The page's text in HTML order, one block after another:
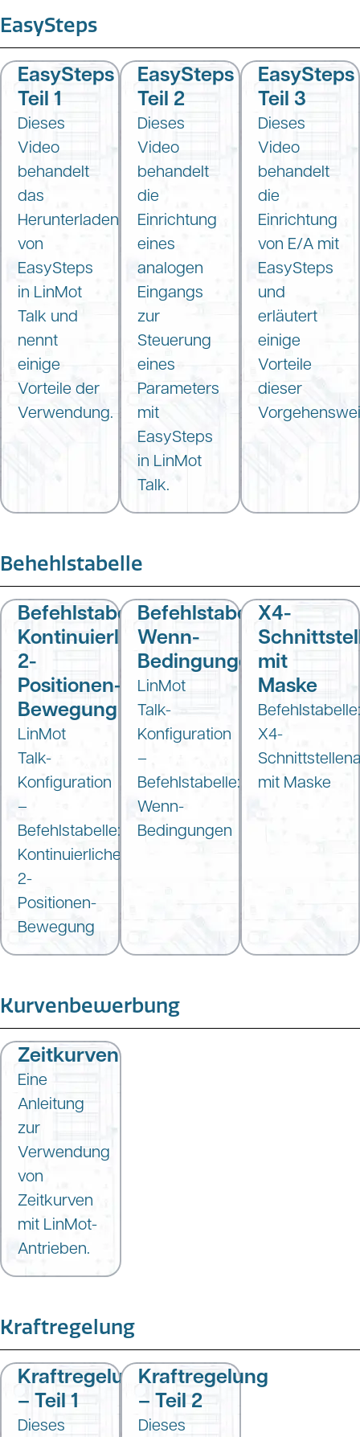
EasySteps
EasySteps
Teil 1
Dieses
Video
behandelt
das
Herunterladen
von
EasySteps
in LinMot
Talk und
nennt
einige
Vorteile der
Verwendung.
EasySteps
Teil 2
Dieses
Video
behandelt
die
Einrichtung
eines
analogen
Eingangs
zur
Steuerung
eines
Parameters
mit
EasySteps
in LinMot
Talk.
EasySteps
Teil 3
Dieses
Video
behandelt
die
Einrichtung
von E/A mit
EasySteps
und
erläutert
einige
Vorteile
dieser
Behehlstabelle
Befehlstabelle:
Kontinuierliche
2-
Positionen-
Bewegung
LinMot
Talk-
Konfiguration
–
Befehlstabelle:
Kontinuierliche
2-
Positionen-
Bewegung
Befehlstabelle:
Wenn-
Bedingungen
LinMot
Talk-
Konfiguration
–
Befehlstabelle:
Wenn-
Bedingungen
X4-
mit
Maske
Befehlstabelle:
X4-
mit Maske
Kurvenbewerbung
Zeitkurven
Eine
Anleitung
zur
Verwendung
von
Zeitkurven
mit LinMot-
Antrieben.
Kraftregelung
Kraftregelung
– Teil 1
Dieses
Kraftregelung
– Teil 2
Dieses